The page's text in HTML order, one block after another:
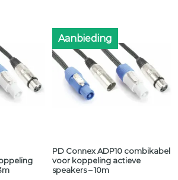
Aanbieding
PD Connex ADP10 combikabel
voor koppeling actieve
speakers – 10m